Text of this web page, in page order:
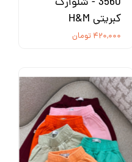
کبریتی H&M
۴۲۰,۰۰۰ تومان